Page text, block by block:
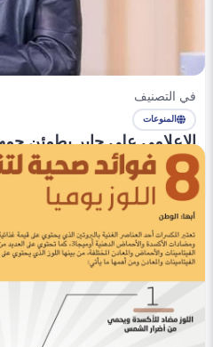
في التصنيف
المنوعات
الإعلامي علي جابر يطمئن
صحية حادة
Yasmen alaa